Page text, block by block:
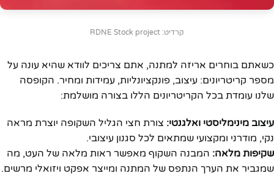
קרדיט: RDNE Stock project
כשאתם בוחרים אריזה למתנה, אתם צריכים לוודא שהיא עונה על
מספר קריטריונים: עיצוב, פונקציונליות, עמידות ומחיר. הקופסה
שלנו עומדת בכל הקריטריונים הללו בצורה מושלמת:
עיצוב מינימליסטי ואלגנטי: צורת חצי הגליל השקופה יוצרת מראה
נקי, מודרני ומקצועי שמתאים לכל סגנון עיצובי.
שקיפות מלאה: המבנה השקוף מאפשר ראות מלאה של העט, מה
שמגביר את הערך הנתפס של המתנה ומייצר אפקט ויזואלי מרשים.